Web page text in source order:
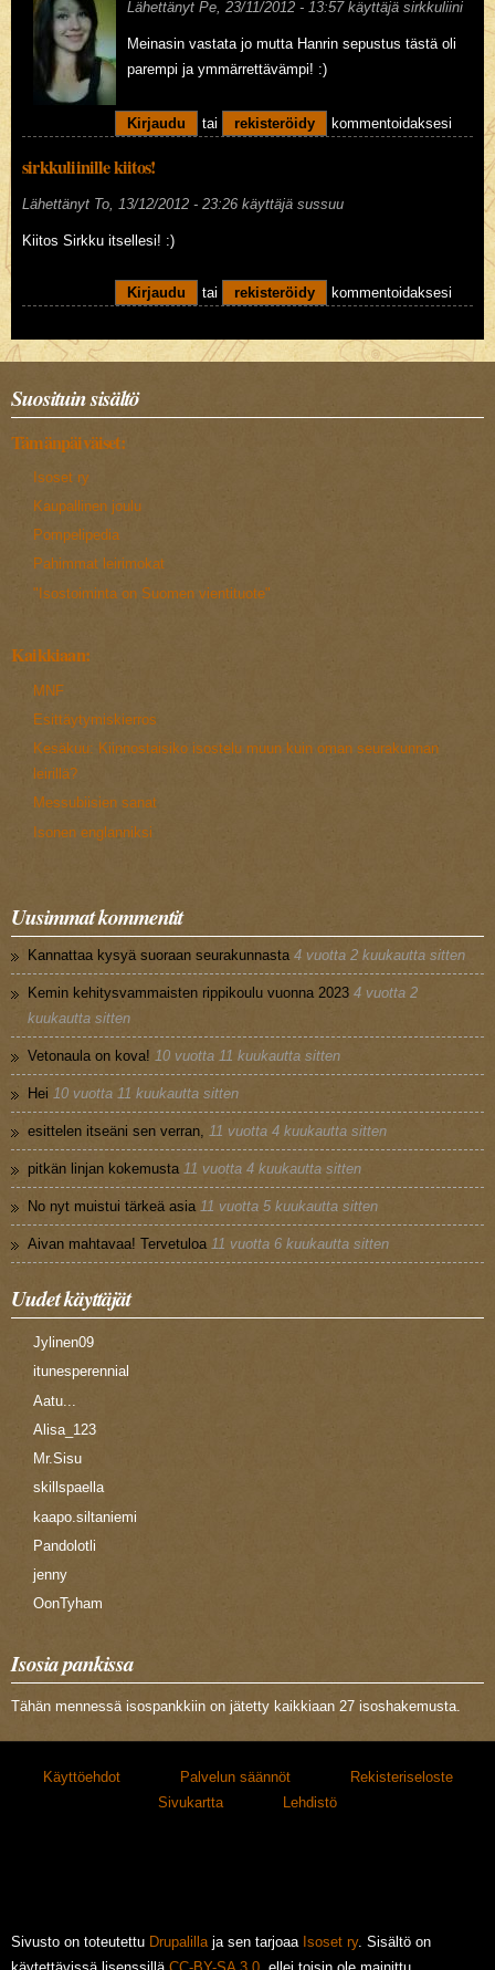
Lähettänyt Pe, 23/11/2012 - 13:57käyttäjä sirkkuliini
Meinasin vastata jo mutta Hanrin sepustus tästä oli
parempi ja ymmärrettävämpi! :)
Kirjaudu tai rekisteröidy kommentoidaksesi
sirkkuliinille kiitos!
Lähettänyt To, 13/12/2012 - 23:26 käyttäjä sussuu
Kiitos Sirkku itsellesi! :)
Kirjaudu tai rekisteröidy kommentoidaksesi
Suosituin sisältö
Tämänpäiväiset:
Isoset ry
Kaupallinen joulu
Pompelipedia
Pahimmat leirimokat
"Isostoiminta on Suomen vientituote"
Kaikkiaan:
MNF
Esittäytymiskierros
Kesäkuu: Kiinnostaisiko isostelu muun kuin oman seurakunnan
leirillä?
Messubiisien sanat
Isonen englanniksi
Uusimmat kommentit
Kannattaa kysyä suoraan seurakunnasta 4 vuotta 2 kuukautta sitten
Kemin kehitysvammaisten rippikoulu vuonna 2023 4 vuotta 2
kuukautta sitten
Vetonaula on kova! 10 vuotta 11 kuukautta sitten
Hei 10 vuotta 11 kuukautta sitten
esittelen itseäni sen verran, 11 vuotta 4 kuukautta sitten
pitkän linjan kokemusta 11 vuotta 4 kuukautta sitten
No nyt muistui tärkeä asia 11 vuotta 5 kuukautta sitten
Aivan mahtavaa! Tervetuloa 11 vuotta 6 kuukautta sitten
Uudet käyttäjät
Jylinen09
itunesperennial
Aatu...
Alisa_123
Mr.Sisu
skillspaella
kaapo.siltaniemi
Pandolotli
jenny
OonTyham
Isosia pankissa
Tähän mennessä isospankkiin on jätetty kaikkiaan 27 isoshakemusta.
Käyttöehdot Palvelun säännöt
Rekisteriseloste
Sivukartta
Lehdistö
Sivusto on toteutettu Drupalilla ja sen tarjoaa Isoset ry. Sisältö on